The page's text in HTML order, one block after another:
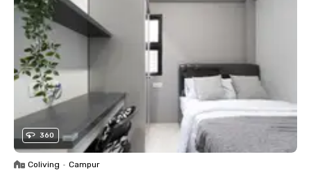
360
Coliving • Campur